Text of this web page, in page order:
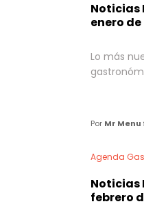
Noticias
enero de
Lo más
Por Mr
Agenda
Noticias
febrero